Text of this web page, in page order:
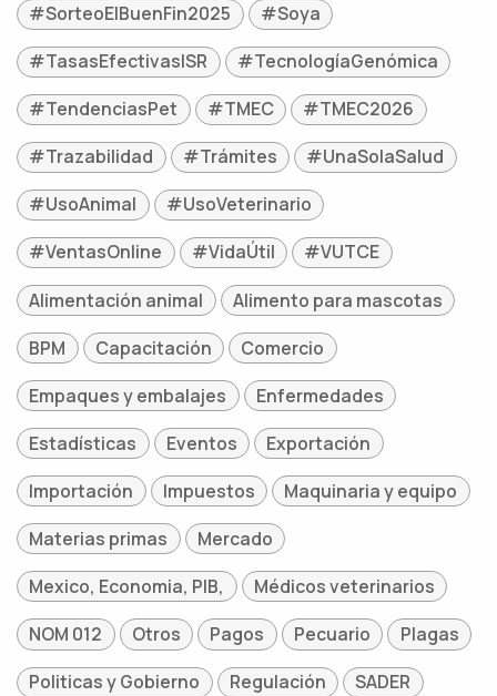
#SorteoElBuenFin2025
#Soya
#TasasEfectivasISR
#TecnologíaGenómica
#TendenciasPet
#TMEC
#TMEC2026
#Trazabilidad
#Trámites
#UnaSolaSalud
#UsoAnimal
#UsoVeterinario
#VentasOnline
#VidaÚtil
#VUTCE
Alimentación animal
Alimento para mascotas
BPM
Capacitación
Comercio
Empaques y embalajes
Enfermedades
Estadísticas
Eventos
Exportación
Importación
Impuestos
Maquinaria y equipo
Materias primas
Mercado
Mexico, Economia, PIB,
Médicos veterinarios
NOM 012
Otros Pagos Pecuario
Plagas
Politicas y Gobierno
Regulación
SADER